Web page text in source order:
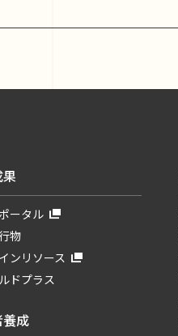
ータル
物
ンリソース
ドプラス
成